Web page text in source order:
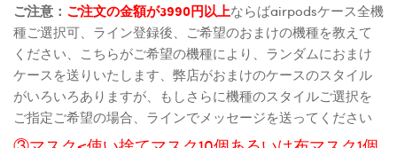
ご注意： ご注文の金額が3990円以上ならばairpodsケース全機
種ご選択可、ライン登録後、ご希望のおまけの機種を教えて
ください、こちらがご希望の機種により、ランダムにおまけ
ケースを送りいたします、弊店がおまけのケースのスタイル
がいろいろありますが、もしさらに機種のスタイルご選択を
ご指定ご希望の場合、ラインでメッセージを送ってください